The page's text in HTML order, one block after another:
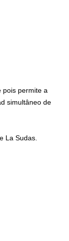
pois permite a
simultâneo de
La Sudas.